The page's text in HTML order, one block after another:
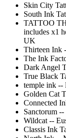
Skin City
South Ink
TATTOO
includes x1
UK
Thirteen Ink
The Ink
Dark Angel
True Black
temple ink --
Golden Cat
Connected
Sanctorum
Wildcat --
Classis Ink